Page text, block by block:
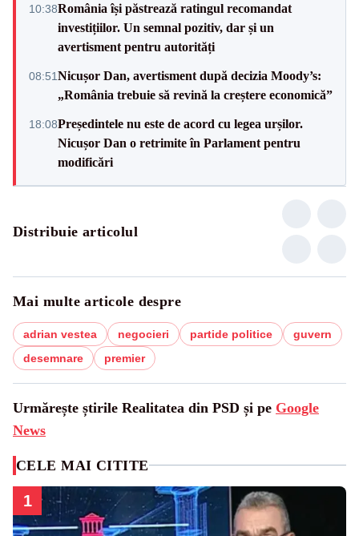
10:38România își păstrează ratingul recomandat
investițiilor. Un semnal pozitiv, dar și un
avertisment pentru autorități
08:51Nicușor Dan, avertisment după decizia Moody’s:
„România trebuie să revină la creștere economică”
18:08Președintele nu este de acord cu legea urșilor.
Nicușor Dan o retrimite în Parlament pentru
modificări
Distribuie articolul
Mai multe articole despre
adrian vestea negocieri partide politice
guvern
desemnare
premier
Urmărește știrile Realitatea din PSD și pe Google
News
CELE MAI CITITE
1